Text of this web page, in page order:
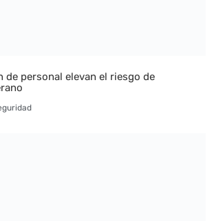
de personal elevan el riesgo de